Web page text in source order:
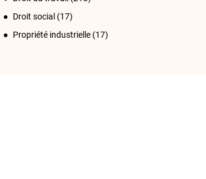
Droit social (17)
Propriété industrielle(17)